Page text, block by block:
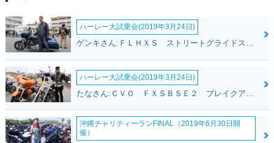
ハーレー大試乗会(2019年3月24日)
ゲンキさん:ＦＬＨＸＳ ストリートグライドスペシャル(ハーレーダビッドソン)
ハーレー大試乗会(2019年3月24日)
沖縄チャリティーランFINAL（2019年6月30日開
催）